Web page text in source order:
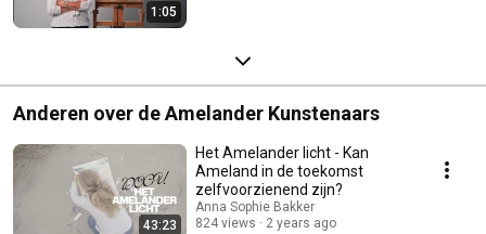
1:05
Anderen over de Amelander Kunstenaars
43:23
Het Amelander licht - Kan
Ameland in de toekomst
zelfvoorzienend zijn?
Anna Sophie Bakker
824 views
2 years ago